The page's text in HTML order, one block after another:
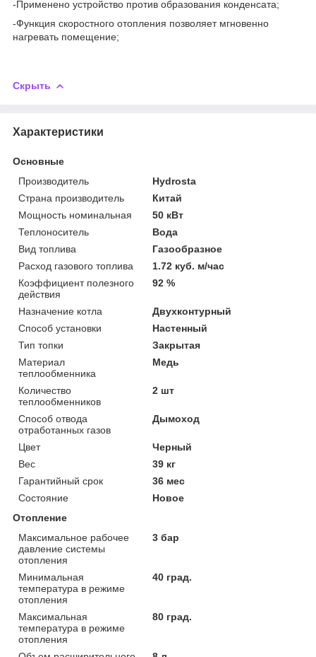
-Применено устройство против образования конденсата;
-Функция скоростного отопления позволяет мгновенно
нагревать помещение;
Скрыть
Характеристики
Основные
Производитель
Hydrosta
Страна производитель
Китай
Мощность номинальная
50 кВт
Теплоноситель
Вода
Вид топлива
Газообразное
Расход газового топлива
1.72 куб. м/час
Коэффициент полезного
действия
92 %
Назначение котла
Двухконтурный
Способ установки
Настенный
Тип топки
Закрытая
Материал
теплообменника
Медь
Количество
теплообменников
2 шт
Способ отвода
отработанных газов
Дымоход
Цвет
Черный
Вес
39 кг
Гарантийный срок
36 мес
Состояние
Новое
Отопление
Максимальное рабочее
давление системы
отопления
3 бар
Минимальная
температура в режиме
отопления
40 град.
Максимальная
температура в режиме
отопления
80 град.